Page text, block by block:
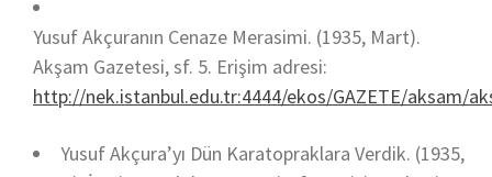
Yusuf Akçuranın Cenaze Merasimi. (1935, Mart).
Akşam Gazetesi, sf. 5. Erişim adresi:
http://nek.istanbul.edu.tr:4444/ekos/GAZETE/
Yusuf Akçura’yı Dün Karatopraklara Verdik. (1935,